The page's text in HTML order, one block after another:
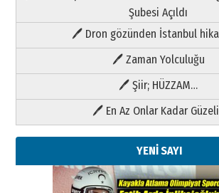
Şubesi Açıldı
🖊 Dron gözünden İstanbul
🖊 Zaman Yolculuğu
🖊 Şiir; HÜZZAM…
🖊 En Az Onlar Kadar
YENİ SAYI